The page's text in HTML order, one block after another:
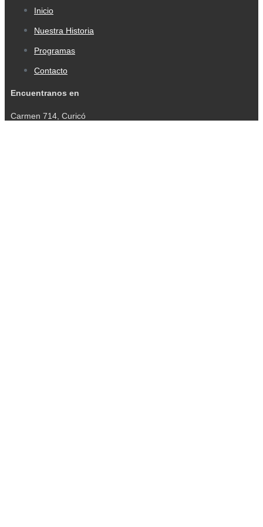
Inicio
Nuestra Historia
Programas
Contacto
Encuentranos en
Carmen 714, Curicó